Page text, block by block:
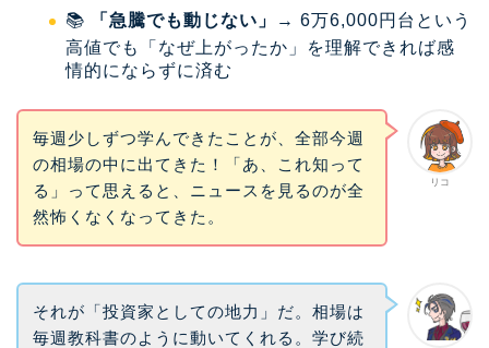
📚
「急騰でも動じない」
→ 6万6,000円台という
高値でも「なぜ上がったか」を理解できれば感
情的にならずに済む
リコ
毎週少しずつ学んできたことが、全部今週
の相場の中に出てきた！「あ、これ知って
る」って思えると、ニュースを見るのが全
然怖くなくなってきた。
それが「投資家としての地力」だ。相場は
毎週教科書のように動いてくれる。学び続